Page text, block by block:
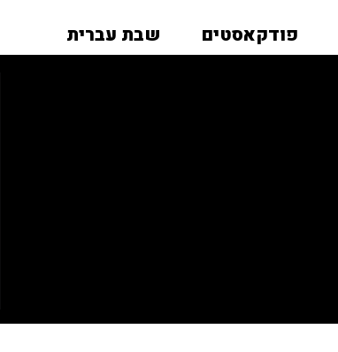
פודקאסטים שבת עברית